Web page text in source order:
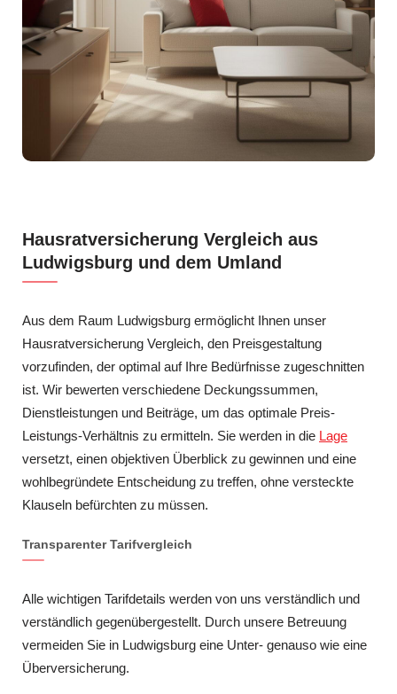
Hausratversicherung Vergleich aus
Ludwigsburg und dem Umland
Aus dem Raum Ludwigsburg ermöglicht Ihnen unser
Hausratversicherung Vergleich, den Preisgestaltung
vorzufinden, der optimal auf Ihre Bedürfnisse zugeschnitten
ist. Wir bewerten verschiedene Deckungssummen,
Dienstleistungen und Beiträge, um das optimale Preis-
Leistungs-Verhältnis zu ermitteln. Sie werden in die Lage
versetzt, einen objektiven Überblick zu gewinnen und eine
wohlbegründete Entscheidung zu treffen, ohne versteckte
Klauseln befürchten zu müssen.
Transparenter Tarifvergleich
Alle wichtigen Tarifdetails werden von uns verständlich und
verständlich gegenübergestellt. Durch unsere Betreuung
vermeiden Sie in Ludwigsburg eine Unter- genauso wie eine
Überversicherung.